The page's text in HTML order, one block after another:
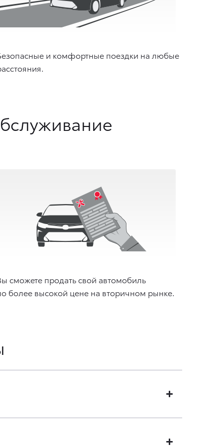
и комфортные поездки на любые
сможете продать свой автомобиль
более высокой цене на вторичном рынке.